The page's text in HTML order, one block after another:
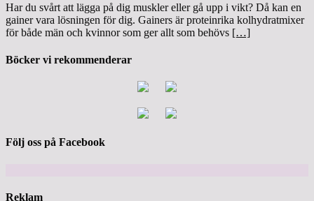
Har du svårt att lägga på dig muskler eller gå upp i vikt? Då kan en
gainer vara lösningen för dig. Gainers är proteinrika kolhydratmixer
för både män och kvinnor som ger allt som behövs […]
Böcker vi rekommenderar
Följ oss på Facebook
Reklam